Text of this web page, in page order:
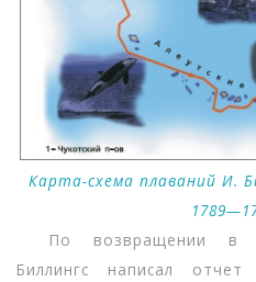
Карта-схема плаваний И.
По возвращении в
Биллингс написал